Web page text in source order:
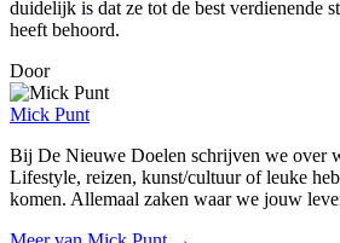
duidelijk is dat ze tot de best verdienende
heeft behoord.
Door
Mick Punt
Bij De Nieuwe Doelen schrijven we over
Lifestyle, reizen, kunst/cultuur of leuke
komen. Allemaal zaken waar we jouw